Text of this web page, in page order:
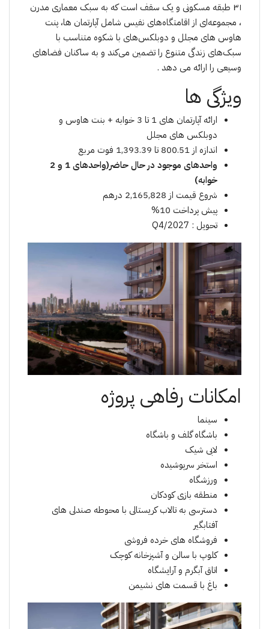
۳۱ طبقه مسکونی و یک سقف است که به سبک معماری مدرن
، مجموعه‌ای از اقامتگاه‌های نفیس شامل آپارتمان ها، پنت
هاوس های مجلل و دوبلکس‌های با شکوه متناسب با
سبک‌های زندگی متنوع را تضمین می‌کند و به ساکنان فضاهای
وسیعی را ارائه می دهد .
ویژگی ها
ارائه آپارتمان های 1 تا 3 خوابه + بنت هاوس و
دوبلکس‌ های مجلل
اندازه از 800.51 تا 1,393.39 فوت مربع
واحدهای موجود در حال حاضر(واحدهای 1 و 2
خوابه)
شروع قیمت از 2,165,828 درهم
پیش پرداخت 10%
تحویل : Q4/2027
امکانات رفاهی پروژه
سینما
باشگاه گلف و باشگاه
لابی شیک
استخر سرپوشیده
ورزشگاه
منطقه بازی کودکان
دسترسی به تالاب کریستالی با محوطه صندلی های
آفتابگیر
فروشگاه های خرده فروشی
کلوپ با سالن و آشپزخانه کوچک
اتاق آبگرم و آرایشگاه
باغ با قسمت های نشیمن